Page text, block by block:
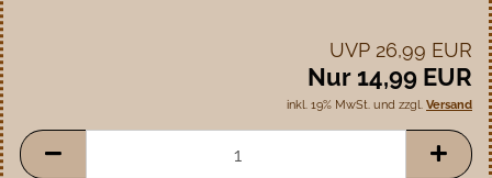
UVP 26,99 EUR
Nur 14,99 EUR
inkl. 19% MwSt. und zzgl. Versand